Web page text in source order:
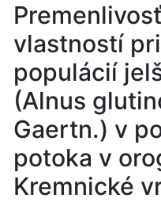
vlastností
populácií
(Alnus
Gaertn.) v
potoka v
Kremnické